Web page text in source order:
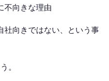
不向きな理由
社向きではない、という事
。